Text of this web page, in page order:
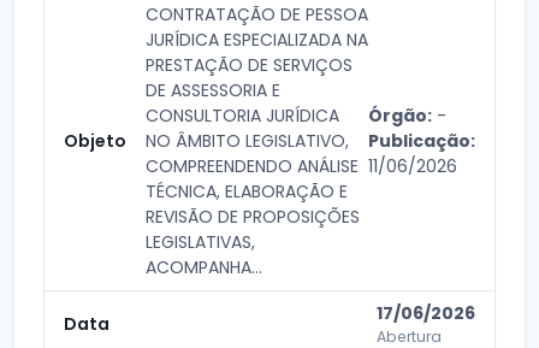
CONTRATAÇÃO DE PESSOA
JURÍDICA ESPECIALIZADA NA
PRESTAÇÃO DE SERVIÇOS
DE ASSESSORIA E
CONSULTORIA JURÍDICA
NO ÂMBITO LEGISLATIVO,
COMPREENDENDO ANÁLISE
TÉCNICA, ELABORAÇÃO E
REVISÃO DE PROPOSIÇÕES
LEGISLATIVAS,
ACOMPANHA...
Órgão: -
Publicação:
11/06/2026
17/06/2026
Abertura